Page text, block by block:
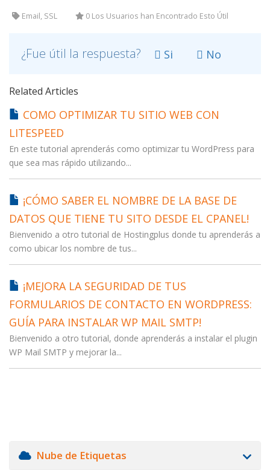
Email, SSL 0 Los Usuarios han Encontrado Esto Útil
¿Fue útil la respuesta? Si No
Related Articles
COMO OPTIMIZAR TU SITIO WEB CON
LITESPEED
En este tutorial aprenderás como optimizar tu WordPress para
que sea mas rápido utilizando...
¡CÓMO SABER EL NOMBRE DE LA BASE DE
DATOS QUE TIENE TU SITO DESDE EL CPANEL!
Bienvenido a otro tutorial de Hostingplus donde tu aprenderás a
como ubicar los nombre de tus...
¡MEJORA LA SEGURIDAD DE TUS
FORMULARIOS DE CONTACTO EN WORDPRESS:
GUÍA PARA INSTALAR WP MAIL SMTP!
Bienvenido a otro tutorial, donde aprenderás a instalar el plugin
WP Mail SMTP y mejorar la...
Nube de Etiquetas